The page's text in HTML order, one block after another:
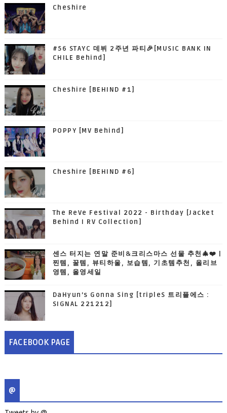
Cheshire
#56 STAYC 데뷔 2주년 파티🎉[MUSIC BANK IN
CHILE Behind]
Cheshire [BEHIND #1]
POPPY [MV Behind]
Cheshire [BEHIND #6]
The ReVe Festival 2022 - Birthday [Jacket
Behind I RV Collection]
센스 터지는 연말 준비&크리스마스 선물 추천🎄❤️ |
찐템, 꿀템, 뷰티하울, 보습템, 기초템추천, 올리브
영템, 올영세일
DaHyun’s Gonna Sing [tripleS 트리플에스 :
SIGNAL 221212]
FACEBOOK PAGE
@